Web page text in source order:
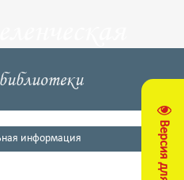
район
информация